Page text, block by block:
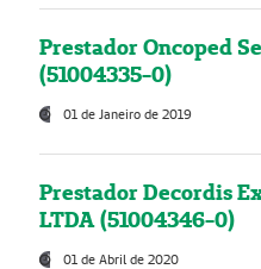
Prestador Oncoped
(51004335-0)
01 de Janeiro de 2019
Prestador Decordis
LTDA (51004346-0)
01 de Abril de 2020